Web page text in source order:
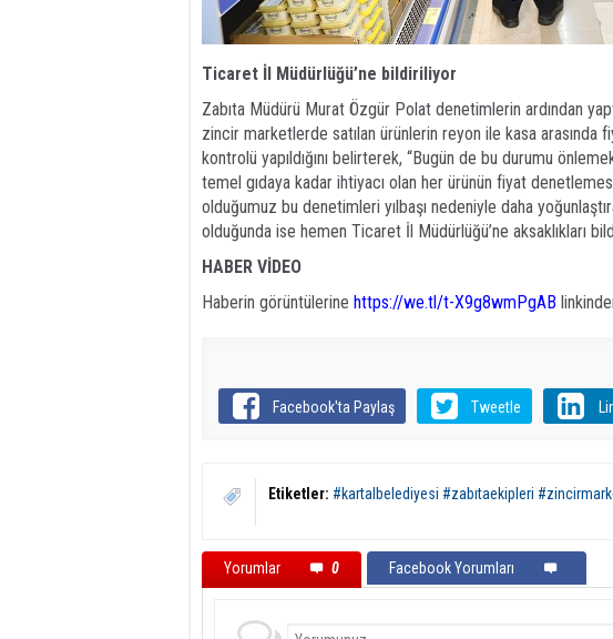
Ticaret İl Müdürlüğü’ne bildiriliyor
Zabıta Müdürü Murat Özgür Polat denetimlerin ardından
zincir marketlerde satılan ürünlerin reyon ile kasa arasında
kontrolü yapıldığını belirterek, “Bugün de bu durumu
temel gıdaya kadar ihtiyacı olan her ürünün fiyat
olduğumuz bu denetimleri yılbaşı nedeniyle daha
olduğunda ise hemen Ticaret İl Müdürlüğü’ne aksaklıkları
HABER VİDEO
Haberin görüntülerine https://we.tl/t-X9g8wmPgAB
Facebook'ta Paylaş Tweetle
Etiketler: #kartalbelediyesi #zabıtaekipleri
Yorumlar 0 Facebook Yorumları